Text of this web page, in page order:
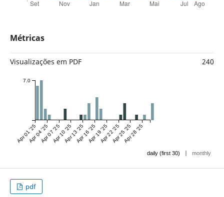
Métricas
Visualizações em PDF 240
Apr 01 '25Apr 04 '25Apr 07 '25Apr 10 '25Apr 13 '25Apr 16 '25Apr 19 '25Apr 22 '25Apr 25 '25Apr 28 '25
7.0
daily (first 30) | monthly
pdf